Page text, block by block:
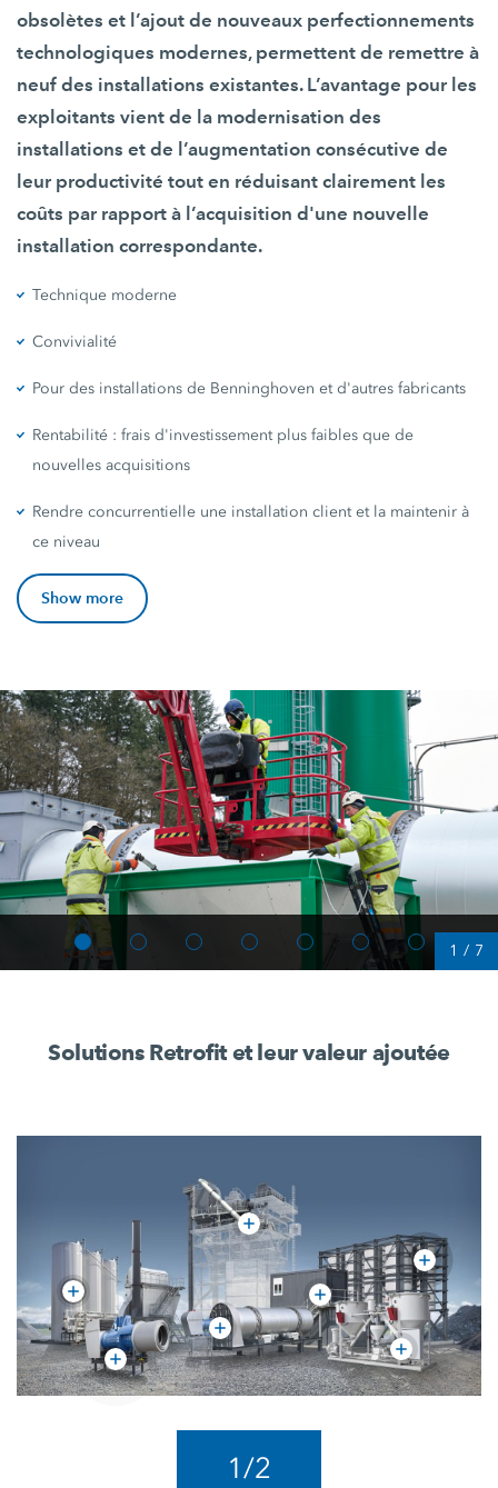
obsolètes et l’ajout de nouveaux perfectionnements
technologiques modernes, permettent de remettre à
neuf des installations existantes. L’avantage pour les
exploitants vient de la modernisation des
installations et de l’augmentation consécutive de
leur productivité tout en réduisant clairement les
coûts par rapport à l’acquisition d'une nouvelle
installation correspondante.
Technique moderne
Convivialité
Pour des installations de Benninghoven et d'autres fabricants
Rentabilité : frais d'investissement plus faibles que de
nouvelles acquisitions
Rendre concurrentielle une installation client et la maintenir à
ce niveau
Show more
1 / 7
Solutions Retrofit et leur valeur ajoutée
1/2